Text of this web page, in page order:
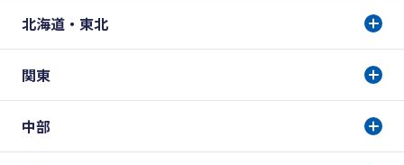
北海道・東北
関東
中部